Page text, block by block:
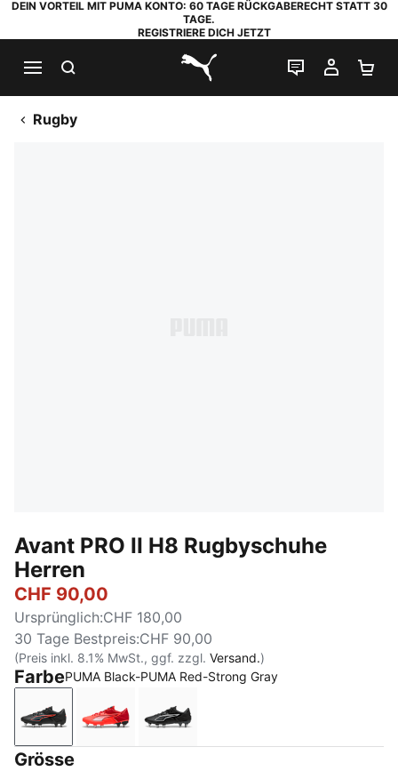
DEIN VORTEIL MIT PUMA KONTO: 60 TAGE RÜCKGABERECHT STATT 30
TAGE.
REGISTRIERE DICH JETZT
PUMA.com
LIVE-CHAT
MEIN
Rugby
Avant PRO II H8 Rugbyschuhe
Herren
CHF 90,00
Ursprünglich:CHF 180,00
30 Tage Bestpreis:CHF 90,00
(Preis inkl. 8.1% MwSt., ggf. zzgl. Versand.)
FarbePUMA Black-PUMA Red-Strong Gray
PUMA Black-PUMA Red-Strong Gray
PUMA Red-PUMA White-Glowing Red-
PUMA Black-PUMA White
Grösse